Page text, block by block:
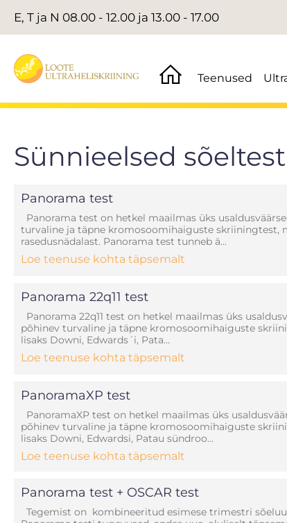
E, T ja N 08.00 - 12.00 ja 13.00 - 17.00
Teenused
Sünnieelsed
Panorama test
Panorama test on hetkel maailmas üks
turvaline ja täpne kromosoomihaiguste skriiningtest,
rasedusnädalast. Panorama test tunneb ä...
Loe teenuse kohta täpsemalt
Panorama 22q11 test
Panorama 22q11 test on hetkel maailmas üks
põhinev turvaline ja täpne kromosoomihaiguste
lisaks Downi, Edwards´i, Pata...
Loe teenuse kohta täpsemalt
PanoramaXP test
PanoramaXP test on hetkel maailmas üks
põhinev turvaline ja täpne kromosoomihaiguste
lisaks Downi, Edwardsi, Patau sündroo...
Loe teenuse kohta täpsemalt
Panorama test + OSCAR test
Tegemist on kombineeritud esimese trimestri